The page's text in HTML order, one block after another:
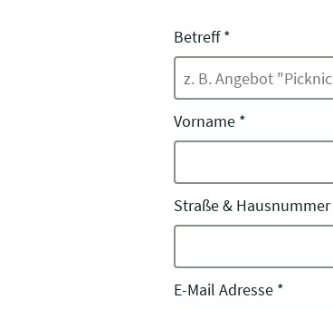
Betreff*
Vorname *
Straße & Hausnummer
E-Mail Adresse *